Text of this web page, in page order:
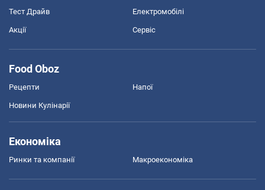
Тест Драйв Електромобілі
Акції Сервіс
Food Oboz
Рецепти Напої
Новини Кулінарії
Економіка
Ринки та компанії Макроекономіка